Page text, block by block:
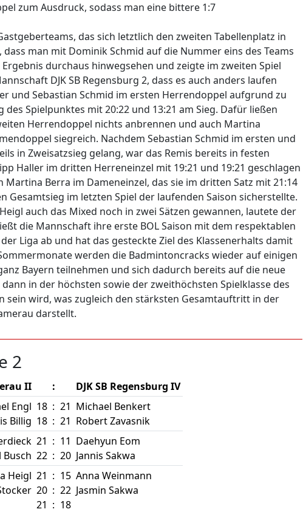
zum Ausdruck, sodass man eine bittere 1:7
das sich letztlich den zweiten Tabellenplatz in
man mit Dominik Schmid auf die Nummer eins des Teams
durchaus hinwegsehen und zeigte im zweiten Spiel
DJK SB Regensburg 2, dass es auch anders laufen
und Sebastian Schmid im ersten Herrendoppel aufgrund zu
Spielpunktes mit 20:22 und 13:21 am Sieg. Dafür ließen
Herrendoppel nichts anbrennen und auch Martina
siegreich. Nachdem Sebastian Schmid im ersten und
in Zweisatzsieg gelang, war das Remis bereits in festen
Haller im dritten Herreneinzel mit 19:21 und 19:21 geschlagen
Berra im Dameneinzel, das sie im dritten Satz mit 21:14
im letzten Spiel der laufenden Saison sicherstellte.
auch das Mixed noch in zwei Sätzen gewannen, lautete der
die Mannschaft ihre erste BOL Saison mit dem respektablen
Liga ab und hat das gesteckte Ziel des Klassenerhalts damit
werden die Badmintoncracks wieder auf einigen
Bayern teilnehmen und sich dadurch bereits auf die neue
in der höchsten sowie der zweithöchsten Spielklasse des
sein wird, was zugleich den stärksten Gesamtauftritt in der
darstellt.
2
II :
DJK SB Regensburg IV
Engl
Billig
18
18
:
:
21
21
Michael Benkert
Robert Zavasnik
Busch
21
22
:
:
11
20
Daehyun Eom
Jannis Sakwa
Heigl 21
20
21
:
:
:
15
22
18
Anna Weinmann
Jasmin Sakwa